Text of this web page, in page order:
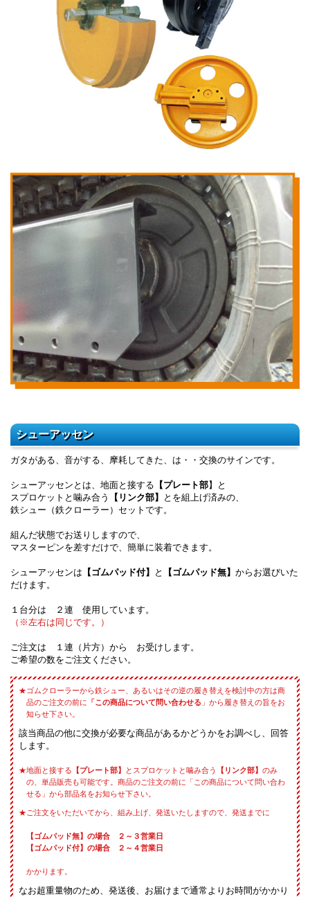
シューアッセン
ガタがある、音がする、摩耗してきた、は・・交換のサインです。
シューアッセンとは、地面と接する 【プレート部】と
スプロケットと噛み合う
【リンク部】
とを組上げ済みの、
鉄シュー（鉄クローラー）セットです。
組んだ状態でお送りしますので、
マスターピンを差すだけで、簡単に装着できます。
シューアッセンは 【ゴムパッド付】 と 【ゴムパッド無】 からお選びいた
だけます。
１台分は ２連 使用しています。
（※左右は同じです。）
ご注文は １連（片方）から お受けします。
ご希望の数をご注文ください。
ゴムクローラーから鉄シュー、あるいはその逆の履き替えを検討中の方は商
品のご注文の前に 「この商品について問い合わせる 」から履き替えの旨をお
知らせ下さい。
該当商品の他に交換が必要な商品があるかどうかをお調べし、回答
します。
地面と接する 【プレート部】 とスプロケットと噛み合う 【リンク部】のみ
の、単品販売も可能です。商品のご注文の前に「この商品について問い合わ
せる」から部品名をお知らせ下さい。
ご注文をいただいてから、組み上げ、発送いたしますので、発送までに
【ゴムパッド無】の場合 ２～３営業日
【ゴムパッド付】の場合 ２～４営業日
かかります。
なお超重量物のため、発送後、お届けまで通常よりお時間がかかり